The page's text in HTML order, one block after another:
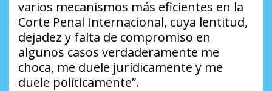
varios mecanismos más eficientes en la
Corte Penal Internacional, cuya lentitud,
dejadez y falta de compromiso en
algunos casos verdaderamente me
choca, me duele jurídicamente y me
duele políticamente”.